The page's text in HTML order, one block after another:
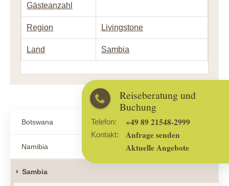
Reiseberatung und
Buchung
Telefon: +49 89 21548-2999
Kontakt:
Anfrage senden
Aktuelle Angebote
Gästeanzahl
Region Livingstone
Land Sambia
Botswana
Namibia
Sambia